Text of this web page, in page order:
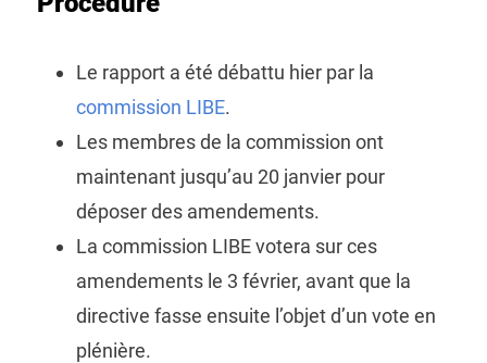
Le rapport a été débattu hier par la
commission LIBE.
Les membres de la commission ont
maintenant jusqu’au 20 janvier pour
déposer des amendements.
La commission LIBE votera sur ces
amendements le 3 février, avant que la
directive fasse ensuite l’objet d’un vote en
plénière.